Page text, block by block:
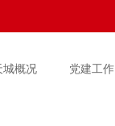
城概况 党建工作